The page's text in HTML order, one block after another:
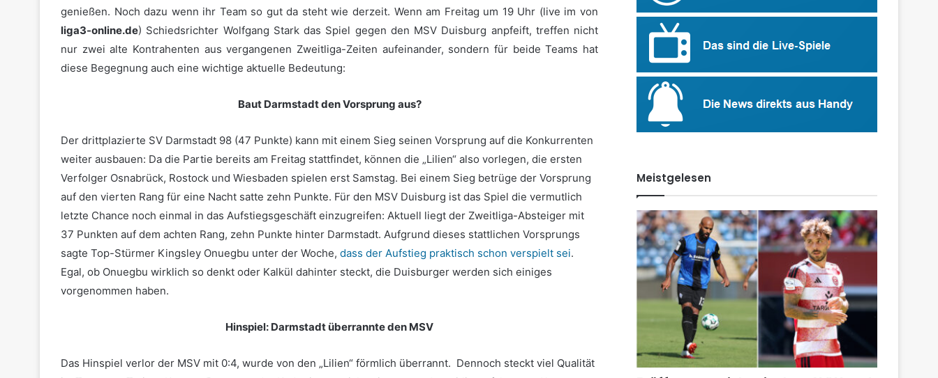
genießen. Noch dazu wenn ihr Team so gut da steht wie derzeit. Wenn am Freitag um 19 Uhr (live im von
liga3-online.de) Schiedsrichter Wolfgang Stark das Spiel gegen den MSV Duisburg anpfeift, treffen nicht
nur zwei alte Kontrahenten aus vergangenen Zweitliga-Zeiten aufeinander, sondern für beide Teams hat
diese Begegnung auch eine wichtige aktuelle Bedeutung:
Baut Darmstadt den Vorsprung aus?
Der drittplazierte SV Darmstadt 98 (47 Punkte) kann mit einem Sieg seinen Vorsprung auf die Konkurrenten
weiter ausbauen: Da die Partie bereits am Freitag stattfindet, können die „Lilien“ also vorlegen, die ersten
Verfolger Osnabrück, Rostock und Wiesbaden spielen erst Samstag. Bei einem Sieg betrüge der Vorsprung
auf den vierten Rang für eine Nacht satte zehn Punkte. Für den MSV Duisburg ist das Spiel die vermutlich
letzte Chance noch einmal in das Aufstiegsgeschäft einzugreifen: Aktuell liegt der Zweitliga-Absteiger mit
37 Punkten auf dem achten Rang, zehn Punkte hinter Darmstadt. Aufgrund dieses stattlichen Vorsprungs
sagte Top-Stürmer Kingsley Onuegbu unter der Woche, dass der Aufstieg praktisch schon verspielt sei.
Egal, ob Onuegbu wirklich so denkt oder Kalkül dahinter steckt, die Duisburger werden sich einiges
vorgenommen haben.
Hinspiel: Darmstadt überrannte den MSV
Das Hinspiel verlor der MSV mit 0:4, wurde von den „Lilien“ förmlich überrannt. Dennoch steckt viel Qualität
Meistgelesen